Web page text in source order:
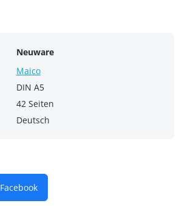
Neuware
Maico
DIN A5
42 Seiten
Deutsch
Facebook